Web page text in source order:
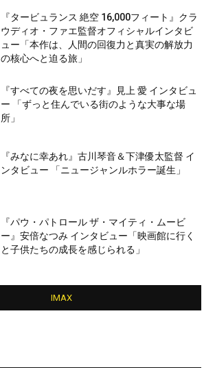
『タービュランス 絶空 16,000フィート』クラ
ウディオ・ファエ監督オフィシャルインタビ
ュー「本作は、人間の回復力と真実の解放力
の核心へと迫る旅」
『すべての夜を思いだす』見上 愛 インタビュ
ー 「ずっと住んでいる街のような大事な場
所」
『みなに幸あれ』古川琴音＆下津優太監督 イ
ンタビュー 「ニュージャンルホラー誕生」
『パウ・パトロール ザ・マイティ・ムービ
ー』安倍なつみ インタビュー「映画館に行く
と子供たちの成長を感じられる」
IMAX